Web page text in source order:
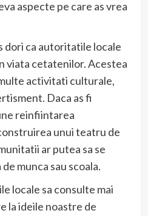
aspecte pe care as vrea
dori ca autoritatile locale
viata cetatenilor. Acestea
activitati culturale,
Daca as fi
reinfiintarea
unui teatru de
ar putea sa se
munca sau scoala.
locale sa consulte mai
la ideile noastre de